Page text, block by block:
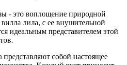
- это воплощение природной
вилла лила, с ее внушительной
идеальным представителем этой
представляют собой настоящее